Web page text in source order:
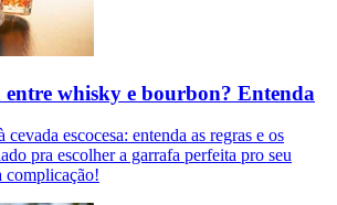
entre whisky e bourbon? Entenda
escocesa: entenda as regras e os
pra escolher a garrafa perfeita pro seu
complicação!